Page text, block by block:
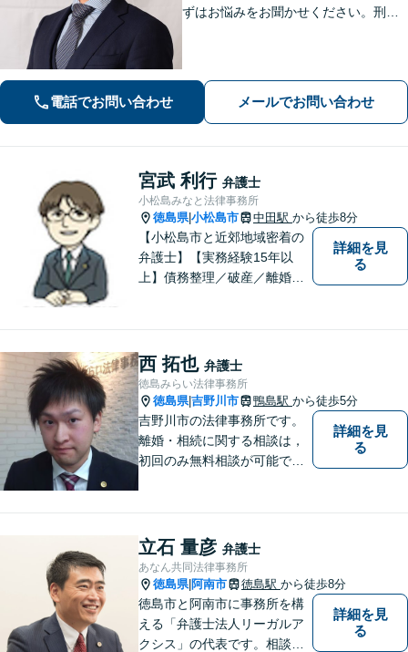
ずはお悩みをお聞かせください。刑事
状況から抜け出すお手伝いをします。
電話でお問い合わせ メールでお問い合わせ
宮武 利行 弁護士
小松島みなと法律事務所
徳島県|小松島市 中田駅 から徒歩8分
【小松島市と近郊地域密着の
弁護士】【実務経験15年以
上】債務整理／破産／離婚／
幅広くご相談を受付中。実務
経験15年以上の弁護士が誠
実、丁寧に対応致します。
【無料相談あり】
詳細を見
る
西 拓也 弁護士
徳島みらい法律事務所
徳島県|吉野川市 鴨島駅 から徒歩5分
吉野川市の法律事務所です。
離婚・相続に関する相談は，
初回のみ無料相談が可能です
詳細を見
る
立石 量彦 弁護士
あなん共同法律事務所
徳島県|阿南市 徳島駅 から徒歩8分
徳島市と阿南市に事務所を構
える「弁護士法人リーガルア
クシス」の代表です。相談い
詳細を見
る